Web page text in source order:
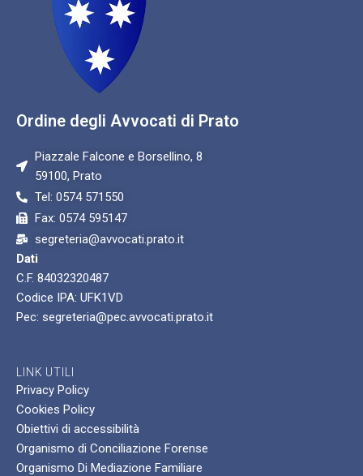
Ordine degli Avvocati di Prato
Piazzale Falcone e Borsellino, 8
59100, Prato
Tel: 0574 571550
Fax: 0574 595147
segreteria@avvocati.prato.it
Dati
C.F. 84032320487
Codice IPA: UFK1VD
Pec: segreteria@pec.avvocati.prato.it
LINK UTILI
Privacy Policy
Cookies Policy
Obiettivi di accessibilità
Organismo di Conciliazione Forense
Organismo Di Mediazione Familiare